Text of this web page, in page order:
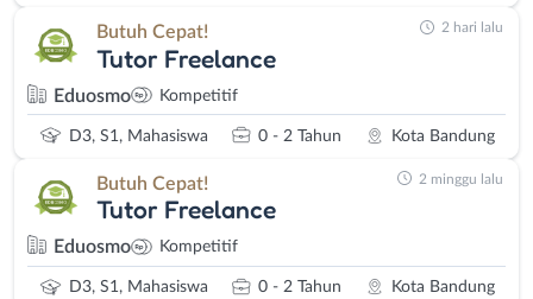
Butuh Cepat!
Tutor Freelance
Eduosmo Kompetitif
D3, S1, Mahasiswa 0 - 2 Tahun Kota Bandung
2 hari lalu
Butuh Cepat!
Tutor Freelance
Eduosmo Kompetitif
D3, S1, Mahasiswa 0 - 2 Tahun Kota Bandung
2 minggu lalu